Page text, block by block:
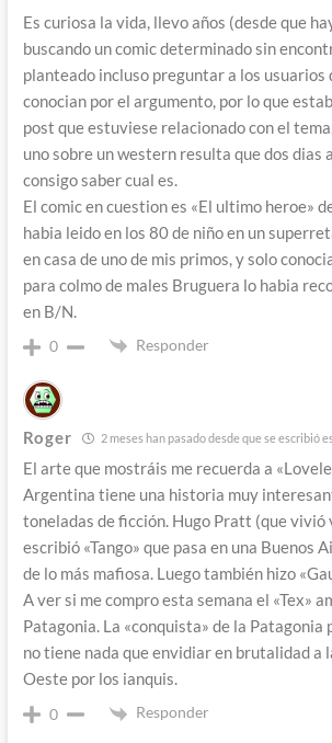
Es curiosa la vida, llevo años (desde que
buscando un comic determinado sin
planteado incluso preguntar a los usuarios
conocian por el argumento, por lo que
post que estuviese relacionado con el
uno sobre un western resulta que dos dias
consigo saber cual es.
El comic en cuestion es «El ultimo heroe»
habia leido en los 80 de niño en un
en casa de uno de mis primos, y solo
para colmo de males Bruguera lo habia
en B/N.
0 Responder
Roger 2 meses han pasado desde que se escribió
El arte que mostráis me recuerda a
Argentina tiene una historia muy
toneladas de ficción. Hugo Pratt (que vivió
escribió «Tango» que pasa en una Buenos
de lo más mafiosa. Luego también hizo
A ver si me compro esta semana el «Tex»
Patagonia. La «conquista» de la Patagonia
no tiene nada que envidiar en brutalidad a
Oeste por los ianquis.
0 Responder